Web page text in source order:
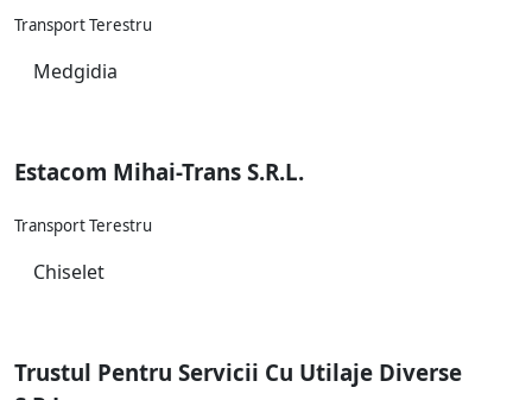
Transport Terestru
Medgidia
Estacom Mihai-Trans S.R.L.
Transport Terestru
Chiselet
Trustul Pentru Servicii Cu Utilaje Diverse